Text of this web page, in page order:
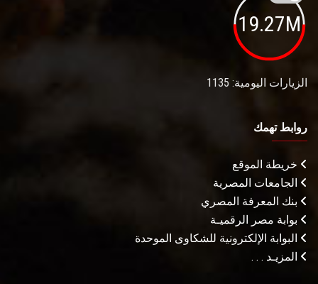
19.27M
الزيارات اليومية: 1135
روابط تهمك
خريطة الموقع
الجامعات المصرية
بنك المعرفة المصري
بوابة مصر الرقميـة
البوابة الإلكترونية للشكاوى الموحدة
المزيـد . . .